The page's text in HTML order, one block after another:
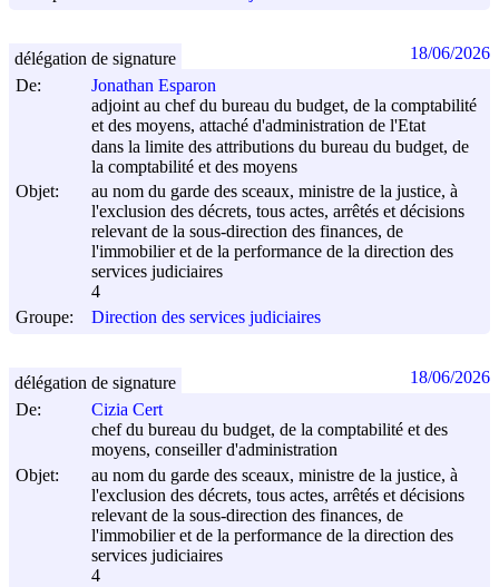
De:
Jonathan Esparon
adjoint au chef du bureau du budget, de la comptabilité
et des moyens, attaché d'administration de l'Etat
dans la limite des attributions du bureau du budget, de
la comptabilité et des moyens
Objet:
au nom du garde des sceaux, ministre de la justice, à
l'exclusion des décrets, tous actes, arrêtés et décisions
relevant de la sous-direction des finances, de
l'immobilier et de la performance de la direction des
services judiciaires
4
Groupe:
Direction des services judiciaires
délégation de signature 18/06/2026
De:
Cizia Cert
chef du bureau du budget, de la comptabilité et des
moyens, conseiller d'administration
Objet:
au nom du garde des sceaux, ministre de la justice, à
l'exclusion des décrets, tous actes, arrêtés et décisions
relevant de la sous-direction des finances, de
l'immobilier et de la performance de la direction des
services judiciaires
4
délégation de signature 18/06/2026